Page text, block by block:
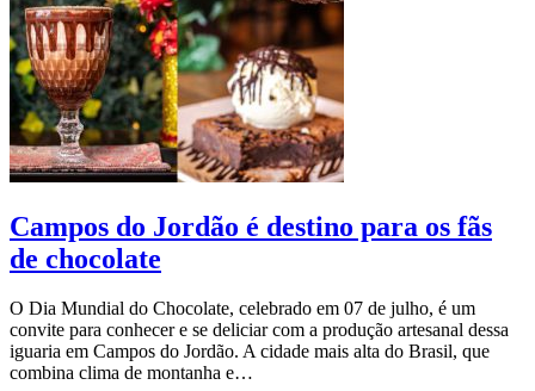
Campos do Jordão é destino para os fãs
de chocolate
O Dia Mundial do Chocolate, celebrado em 07 de julho, é um
convite para conhecer e se deliciar com a produção artesanal dessa
iguaria em Campos do Jordão. A cidade mais alta do Brasil, que
combina clima de montanha e…